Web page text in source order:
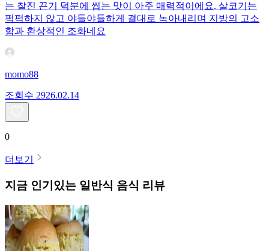
는 찰진 끈기 덕분에 씹는 맛이 아주 매력적이에요. 살코기는
퍽퍽하지 않고 야들야들하게 결대로 녹아내리며 지방의 고소
함과 환상적인 조화네요
momo88
조회수 2926.02.14
0
더보기
지금 인기있는 일반식 음식 리뷰